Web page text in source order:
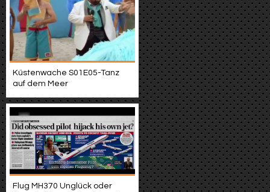
Küstenwache S01E05-Tanz
auf dem Meer
Flug MH370 Unglück oder